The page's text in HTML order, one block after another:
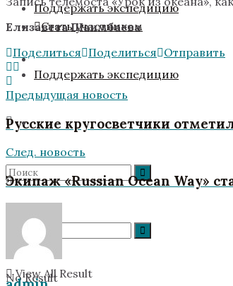
Поддержать экспедицию
No Result
View All Result
Стать участником
Поддержать экспедицию
No Result
Елизавета Шаимбаева
Поделиться Поделиться Отправить
Предыдущая новость
Русские кругосветчики
След. новость
Экипаж «Russian Ocean Way»